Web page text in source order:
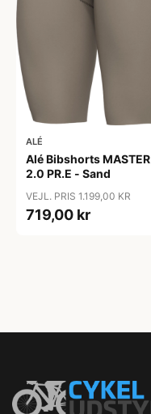
ALÉ
Alé Bibshorts MASTER
2.0 PR.E - Sand
VEJL. PRIS 1.199,00 KR
719,00 kr